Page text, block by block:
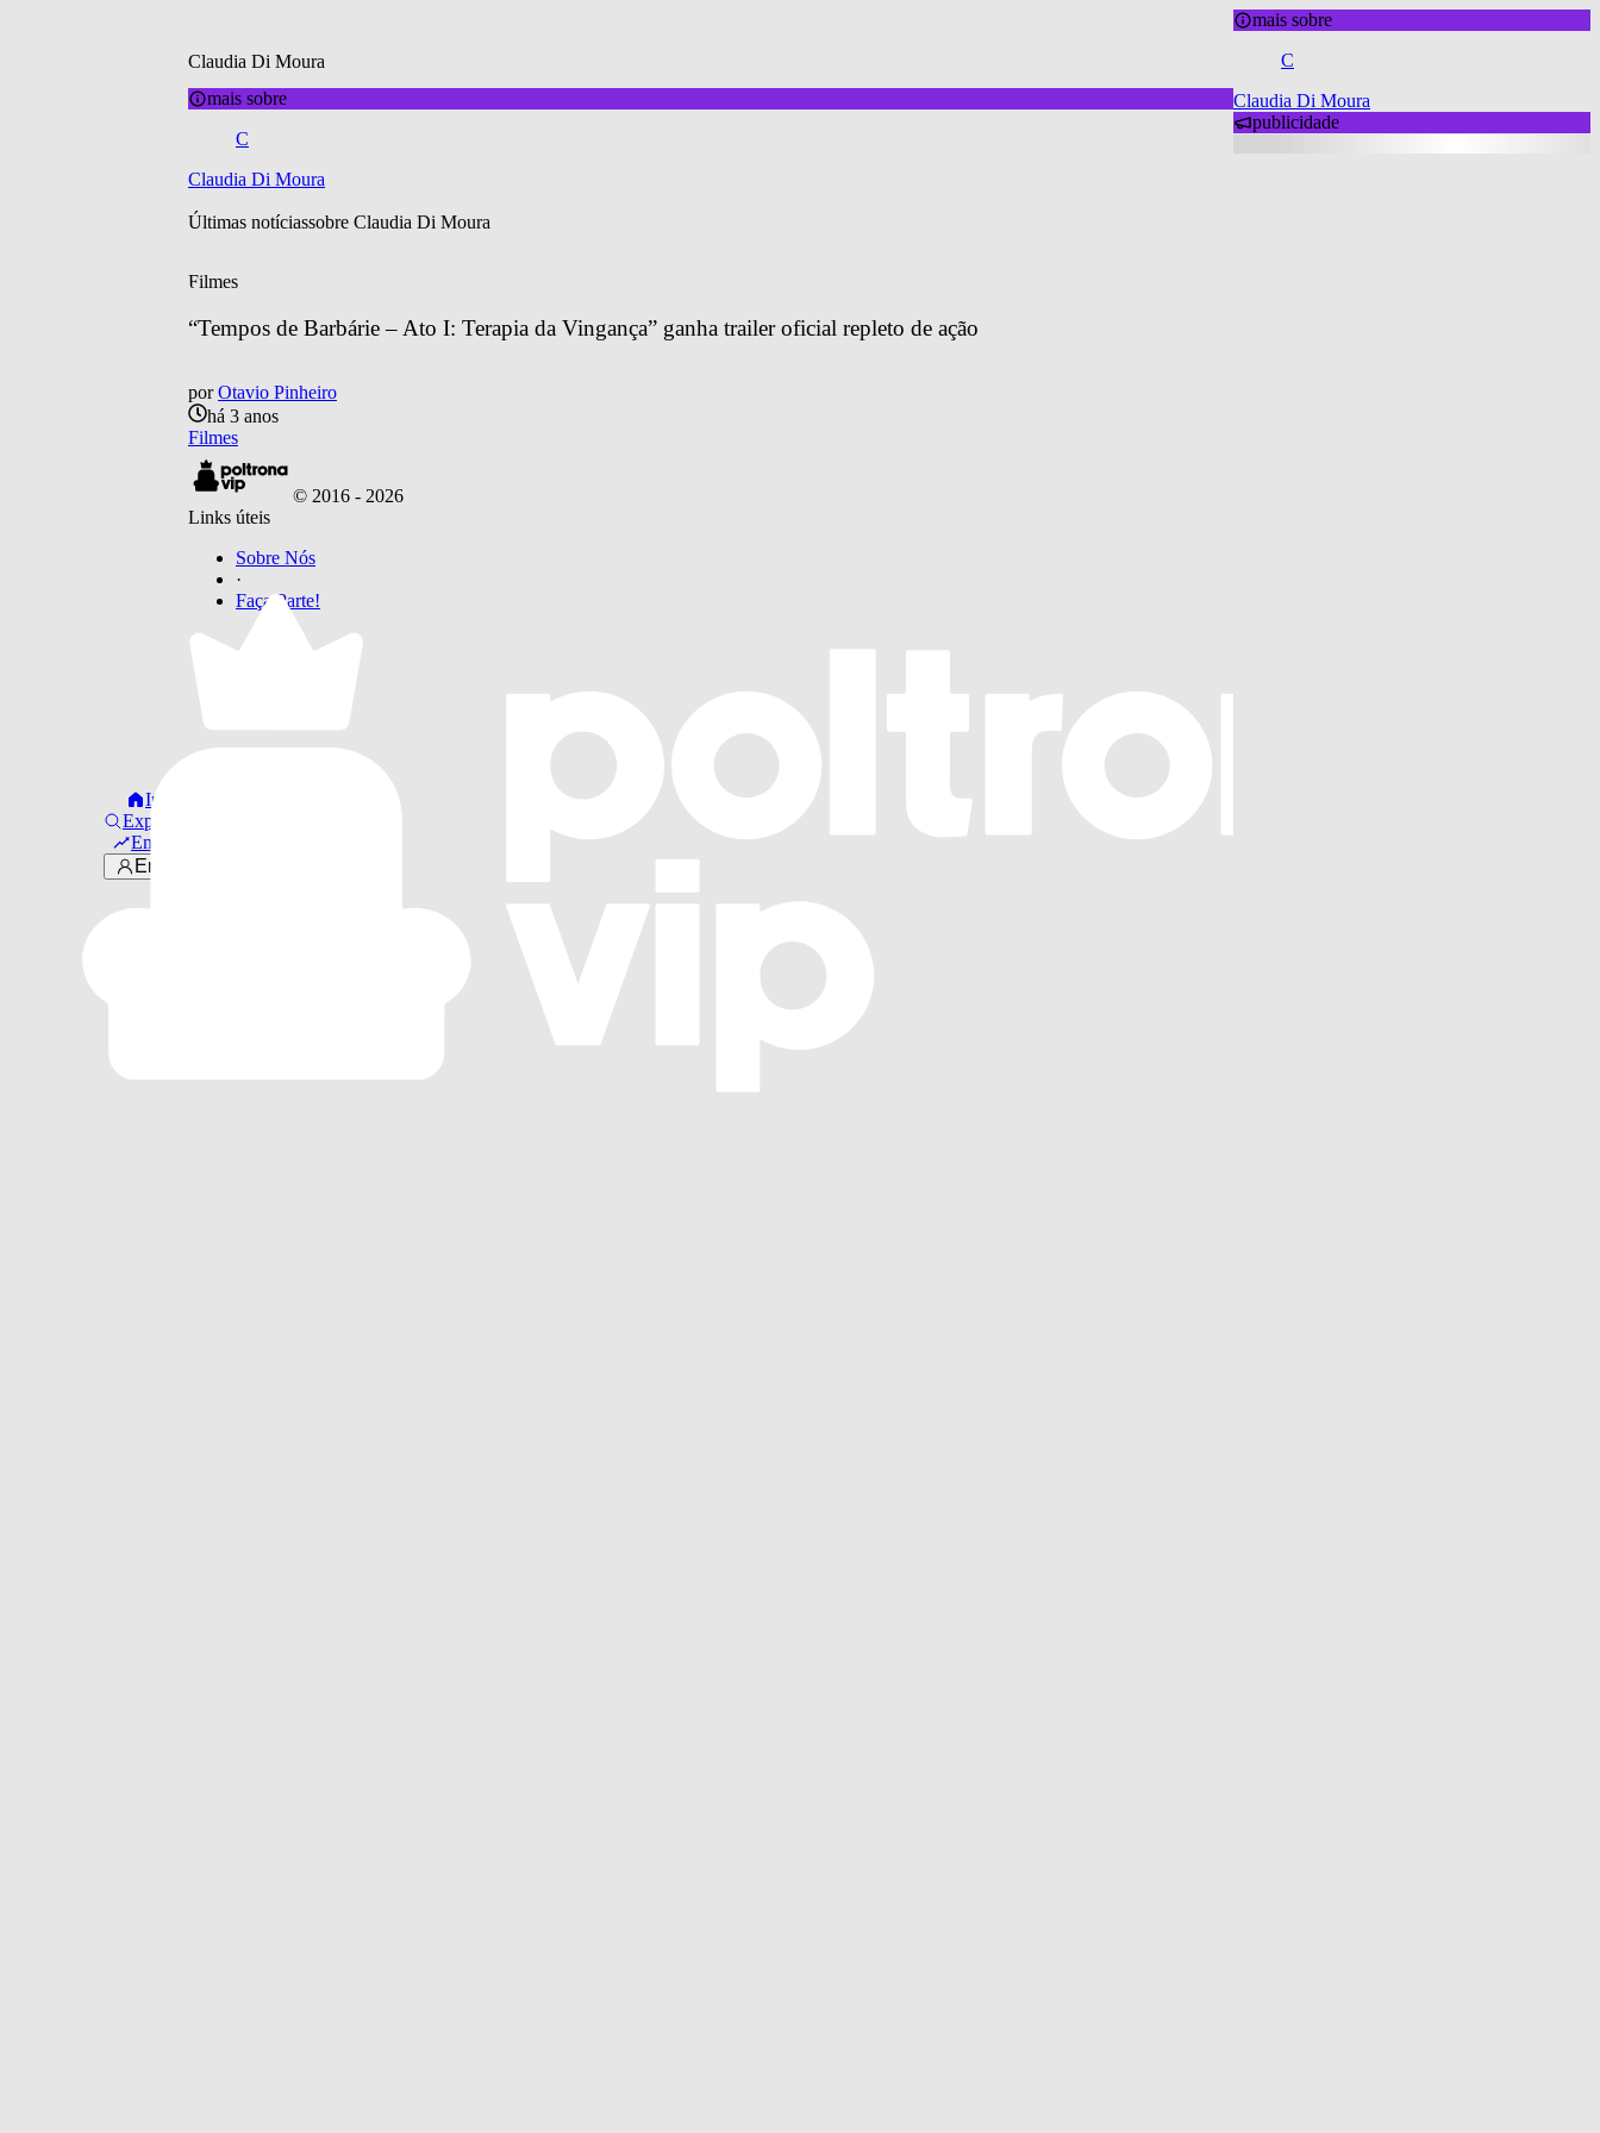
Início
Explorar
Em alta
Entrar
Claudia Di Moura
mais sobre
C
Claudia Di Moura
Últimas notíciassobre Claudia Di Moura
Filmes
“Tempos de Barbárie – Ato I: Terapia da Vingança” ganha trailer oficial repleto de ação
por Otavio Pinheiro
há 3 anos
Filmes
© 2016 - 2026
Links úteis
Sobre Nós
·
Faça Parte!
mais sobre
C
Claudia Di Moura
publicidade